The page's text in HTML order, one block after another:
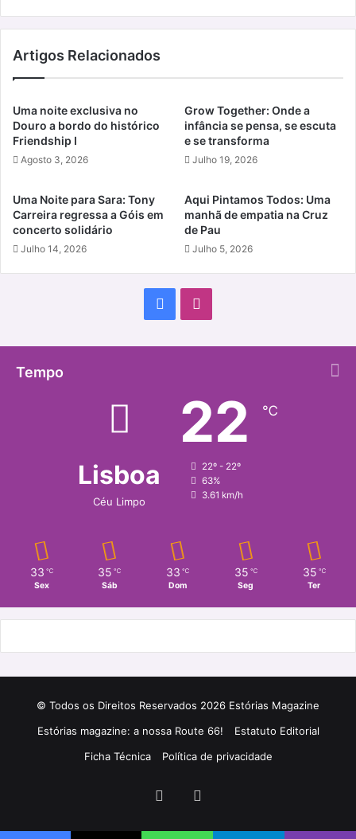
Artigos Relacionados
Uma noite exclusiva no
Douro a bordo do histórico
Friendship I
Agosto 3, 2026
Grow Together: Onde a
infância se pensa, se escuta
e se transforma
Julho 19, 2026
Uma Noite para Sara: Tony
Carreira regressa a Góis em
concerto solidário
Julho 14, 2026
Aqui Pintamos Todos: Uma
manhã de empatia na Cruz
de Pau
Julho 5, 2026
Facebook
Tempo
Lisboa
Céu Limpo
22 ℃
22º - 22º
63%
3.61 km/h
33 ℃
Sex
35 ℃
Sáb
33 ℃
Dom
35 ℃
Seg
35 ℃
Ter
© Todos os Direitos Reservados 2026 Estórias Magazine
Estórias magazine: a nossa Route 66!
Estatuto Editorial
Ficha Técnica
Política de privacidade
Facebook